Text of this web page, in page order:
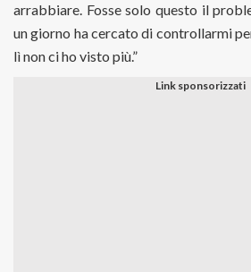
arrabbiare. Fosse solo questo il
un giorno ha cercato di controllarmi
lì non ci ho visto più.”